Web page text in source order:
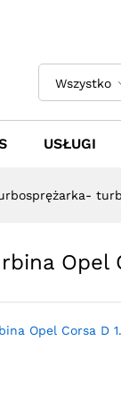
Wszystko
USŁUGI
Opel
turbina Opel
Opinie